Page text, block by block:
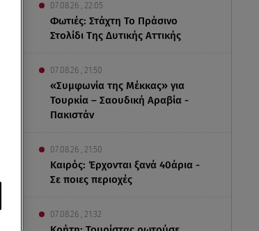
07.08.26 , 22:05
Φωτιές: Στάχτη Το Πράσινο
Στολίδι Της Δυτικής Αττικής
07.08.26 , 21:50
«Συμφωνία της Μέκκας» για
Τουρκία – Σαουδική Αραβία -
Πακιστάν
07.08.26 , 21:50
Καιρός: Έρχονται ξανά 40άρια -
Σε ποιες περιοχές
07.08.26 , 21:32